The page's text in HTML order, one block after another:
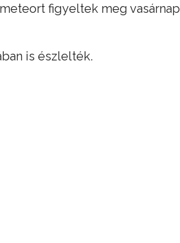
figyeltek meg vasárnap
is észlelték.